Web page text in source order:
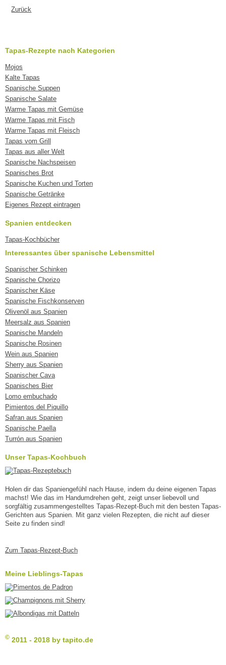
Zurück
Tapas-Rezepte nach Kategorien
Mojos
Kalte Tapas
Spanische Suppen
Spanische Salate
Warme Tapas mit Gemüse
Warme Tapas mit Fisch
Warme Tapas mit Fleisch
Tapas vom Grill
Tapas aus aller Welt
Spanische Nachspeisen
Spanisches Brot
Spanische Kuchen und Torten
Spanische Getränke
Eigenes Rezept eintragen
Spanien entdecken
Tapas-Kochbücher
Interessantes über spanische Lebensmittel
Spanischer Schinken
Spanische Chorizo
Spanischer Käse
Spanische Fischkonserven
Olivenöl aus Spanien
Meersalz aus Spanien
Spanische Mandeln
Spanische Rosinen
Wein aus Spanien
Sherry aus Spanien
Spanischer Cava
Spanisches Bier
Lomo embuchado
Pimientos del Piquillo
Safran aus Spanien
Spanische Paella
Turrón aus Spanien
Unser Tapas-Kochbuch
Holen dir das Spaniengefühl nach Hause, indem du deine eigenen Tapas
machst! Wie das im Handumdrehen geht, zeigt unser liebevoll und
sorgfältig zusammengestelltes Tapas-Rezept-Buch mit den besten Tapas-
Gerichten aus Spanien. Mit ganz vielen Rezepten, die nicht auf dieser
Seite zu finden sind!
Zum Tapas-Rezept-Buch
Meine Lieblings-Tapas
© 2011 - 2018 by tapito.de